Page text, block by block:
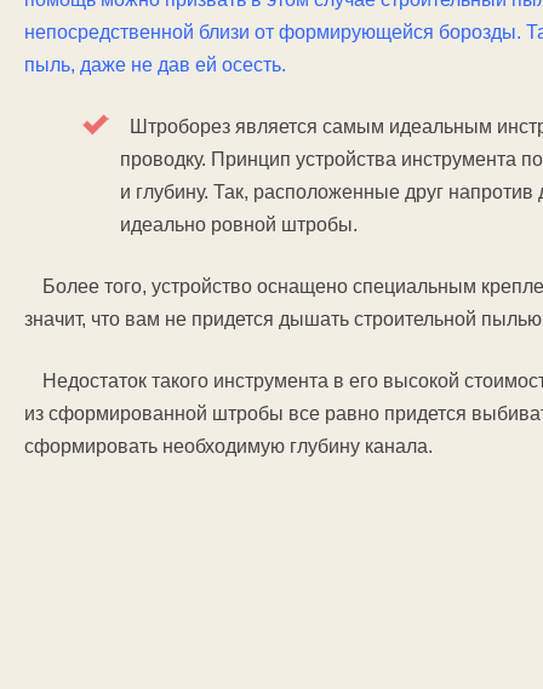
непосредственной близи от формирующейся борозды.
пыль, даже не дав ей осесть.
Штроборез является самым идеальным
проводку. Принцип устройства инструмента
и глубину. Так, расположенные друг
идеально ровной штробы.
Более того, устройство оснащено специальным
значит, что вам не придется дышать строительной
Недостаток такого инструмента в его высокой
из сформированной штробы все равно придется
сформировать необходимую глубину канала.